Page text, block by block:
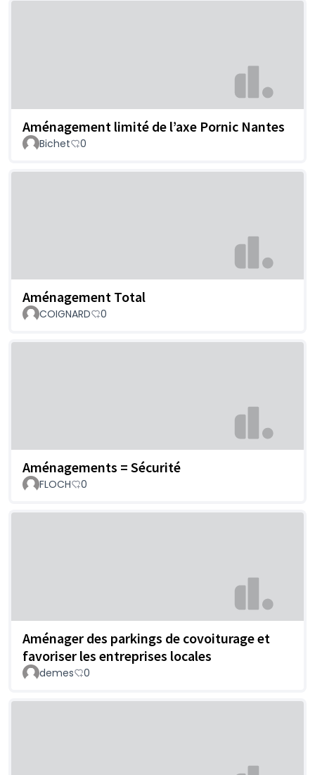
Aménagement limité de l’axe Pornic Nantes
Bichet 0
Aménagement Total
COIGNARD 0
Aménagements = Sécurité
FLOCH 0
Aménager des parkings de covoiturage et
favoriser les entreprises locales
demes 0